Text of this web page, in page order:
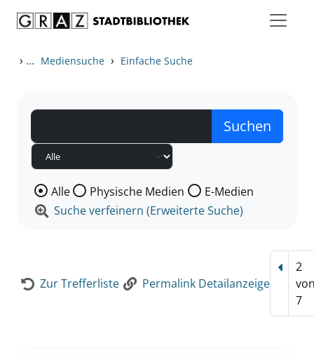
› ... Mediensuche › Einfache Suche
Wählen Sie die Medienart nach der Sie suchen wollen.
Alle Physische Medien
E-Medien
Suche verfeinern (Erweiterte Suche)
Zur Trefferliste Permalink Detailanzeige
2
7